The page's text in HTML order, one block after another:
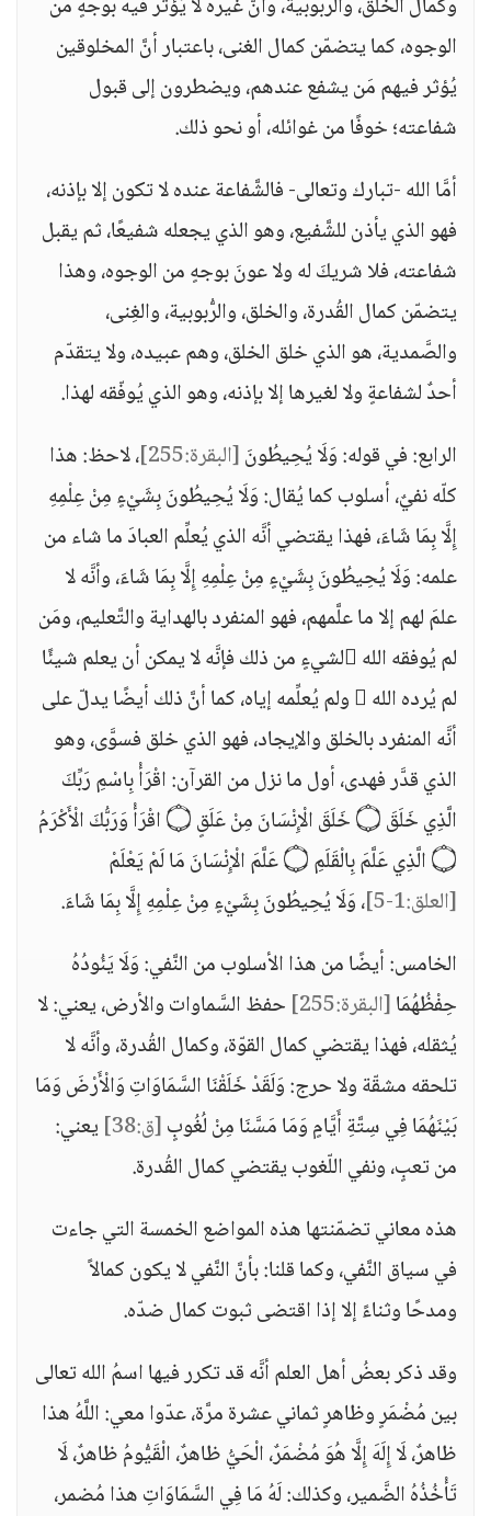
وكمال الخلق، والربوبية، وأنَّ غيره لا يُؤثر فيه بوجهٍ من
الوجوه، كما يتضمّن كمال الغنى، باعتبار أنَّ المخلوقين
يُؤثر فيهم مَن يشفع عندهم، ويضطرون إلى قبول
شفاعته؛ خوفًا من غوائله، أو نحو ذلك.
أمَّا الله -تبارك وتعالى- فالشَّفاعة عنده لا تكون إلا بإذنه،
فهو الذي يأذن للشَّفيع، وهو الذي يجعله شفيعًا، ثم يقبل
شفاعته، فلا شريكَ له ولا عونَ بوجهٍ من الوجوه، وهذا
يتضمّن كمال القُدرة، والخلق، والرُّبوبية، والغِنى،
والصَّمدية، هو الذي خلق الخلق، وهم عبيده، ولا يتقدّم
أحدٌ لشفاعةٍ ولا لغيرها إلا بإذنه، وهو الذي يُوفّقه لهذا.
الرابع: في قوله: وَلَا يُحِيطُونَ[البقرة:255]
، لاحظ: هذا
كلّه نفيٌ، أسلوب كما يُقال: وَلَا يُحِيطُونَ بِشَيْءٍ مِنْ عِلْمِهِ
إِلَّا بِمَا شَاءَ، فهذا يقتضي أنَّه الذي يُعلِّم العبادَ ما شاء من
علمه: وَلَا يُحِيطُونَ بِشَيْءٍ مِنْ عِلْمِهِ إِلَّا بِمَا شَاءَ، وأنَّه لا
علمَ لهم إلا ما علَّمهم، فهو المنفرد بالهداية والتَّعليم، ومَن
لم يُوفقه الله لشيءٍ من ذلك فإنَّه لا يمكن أن يعلم شيئًا
لم يُرده الله  ولم يُعلِّمه إياه، كما أنَّ ذلك أيضًا يدلّ على
أنَّه المنفرد بالخلق والإيجاد، فهو الذي خلق فسوَّى، وهو
الذي قدَّر فهدى، أول ما نزل من القرآن: اقْرَأْ بِاسْمِ رَبِّكَ
الَّذِي خَلَقَ ۝ خَلَقَ الْإِنْسَانَ مِنْ عَلَقٍ ۝ اقْرَأْ وَرَبُّكَ الْأَكْرَمُ
۝ الَّذِي عَلَّمَ بِالْقَلَمِ ۝ عَلَّمَ الْإِنْسَانَ مَا لَمْ يَعْلَمْ
[العلق:1-5]
، وَلَا يُحِيطُونَ بِشَيْءٍ مِنْ عِلْمِهِ إِلَّا بِمَا شَاءَ.
الخامس: أيضًا من هذا الأسلوب من النَّفي: وَلَا يَئُودُهُ
حِفْظُهُمَا[البقرة:255]
حفظ السَّماوات والأرض، يعني: لا
يُثقله، فهذا يقتضي كمال القوّة، وكمال القُدرة، وأنَّه لا
تلحقه مشقّة ولا حرج: وَلَقَدْ خَلَقْنَا السَّمَاوَاتِ وَالْأَرْضَ وَمَا
بَيْنَهُمَا فِي سِتَّةِ أَيَّامٍ وَمَا مَسَّنَا مِنْ لُغُوبٍ[ق:38]
يعني:
من تعبٍ، ونفي اللّغوب يقتضي كمال القُدرة.
هذه معاني تضمّنتها هذه المواضع الخمسة التي جاءت
في سياق النَّفي، وكما قلنا: بأنَّ النَّفي لا يكون كمالاً
ومدحًا وثناءً إلا إذا اقتضى ثبوت كمال ضدّه.
وقد ذكر بعضُ أهل العلم أنَّه قد تكرر فيها اسمُ الله تعالى
بين مُضْمَرٍ وظاهرٍ ثماني عشرة مرَّة، عدّوا معي: اللَّهُ هذا
ظاهرٌ، لَا إِلَهَ إِلَّا هُوَ مُضْمَرٌ، الْحَيُّ ظاهرٌ، الْقَيُّومُ ظاهرٌ، لَا
تَأْخُذُهُ الضَّمير، وكذلك: لَهُ مَا فِي السَّمَاوَاتِ هذا مُضمر،